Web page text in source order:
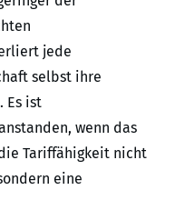
jede
selbst ihre
Es ist
wenn das
Tariffähigkeit nicht
eine